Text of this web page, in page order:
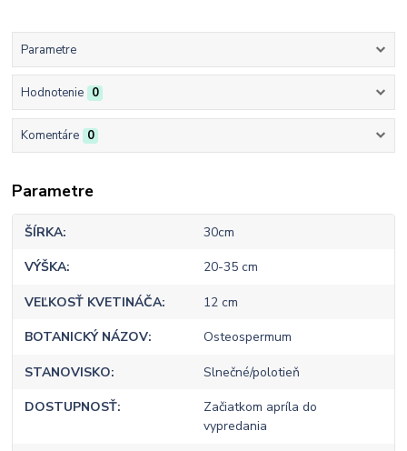
Parametre
Hodnotenie 0
Komentáre 0
Parametre
ŠÍRKA 30cm
VÝŠKA 20-35 cm
VEĽKOSŤ KVETINÁČA 12 cm
BOTANICKÝ NÁZOV Osteospermum
STANOVISKO Slnečné/polotieň
DOSTUPNOSŤ
Začiatkom apríla do
vypredania